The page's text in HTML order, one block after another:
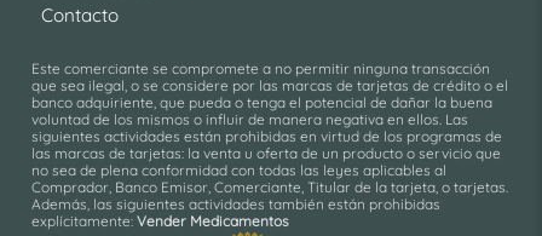
Contacto
Este comerciante se compromete a no permitir ninguna transacción
que sea ilegal, o se considere por las marcas de tarjetas de crédito o el
banco adquiriente, que pueda o tenga el potencial de dañar la buena
voluntad de los mismos o influir de manera negativa en ellos. Las
siguientes actividades están prohibidas en virtud de los programas de
las marcas de tarjetas: la venta u oferta de un producto o servicio que
no sea de plena conformidad con todas las leyes aplicables al
Comprador, Banco Emisor, Comerciante, Titular de la tarjeta, o tarjetas.
Además, las siguientes actividades también están prohibidas
explícitamente: Vender Medicamentos